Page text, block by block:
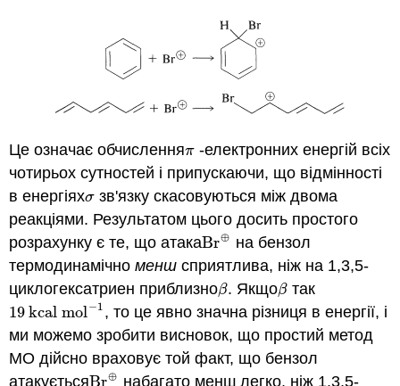
Це означає обчисленняπ
π -електронних енергій всіх
чотирьох сутностей і припускаючи, що відмінності
в енергіяхσ
σ зв'язку скасовуються між двома
реакціями. Результатом цього досить простого
розрахунку є те, що атакаBr⊕
Br⊕ на бензол
термодинамічноменш сприятлива, ніж на 1,3,5-
циклогексатриен приблизноβ
β. Якщоβ
βтак
19 kcal mol−1
19 kcal mol−1, то це явно значна різниця в енергії, і
ми можемо зробити висновок, що простий метод
МО дійсно враховує той факт, що бензол
атакуєтьсяBr⊕
Br⊕ набагато менш легко, ніж 1,3,5-